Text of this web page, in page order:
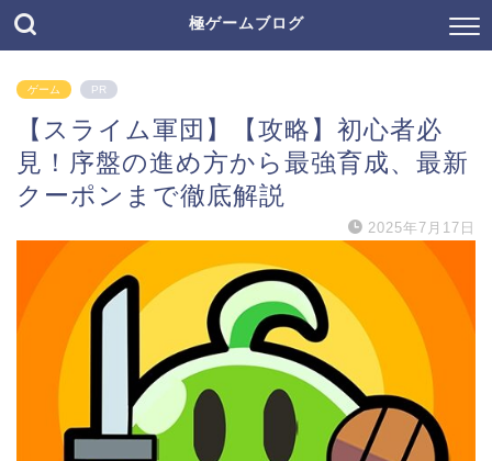
極ゲームブログ
ゲーム PR
【スライム軍団】【攻略】初心者必
見！序盤の進め方から最強育成、最新
クーポンまで徹底解説
2025年7月17日